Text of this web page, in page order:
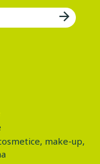
make-up,